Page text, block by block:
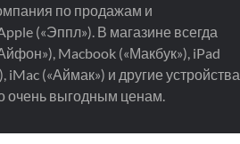
по продажам и
(«Эппл»). В магазине всегда
Macbook («Макбук»), iPad
iMac («Аймак») и другие устройства
выгодным ценам.